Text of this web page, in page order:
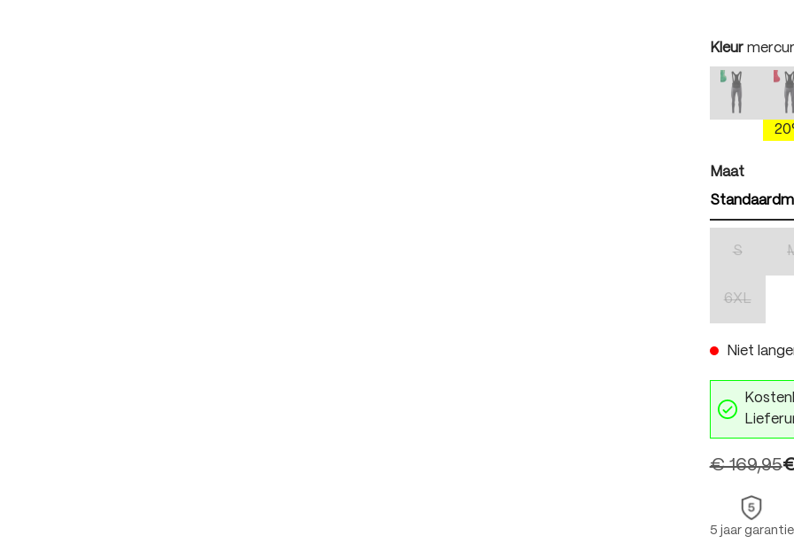
Kleur
mercury
(Deze
Maat
S
6XL
Niet
€ 169,95
5 jaar garantie